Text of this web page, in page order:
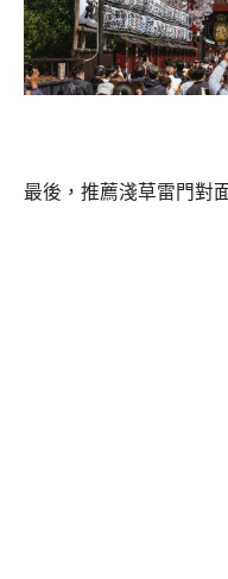
最後，推薦淺草雷門對